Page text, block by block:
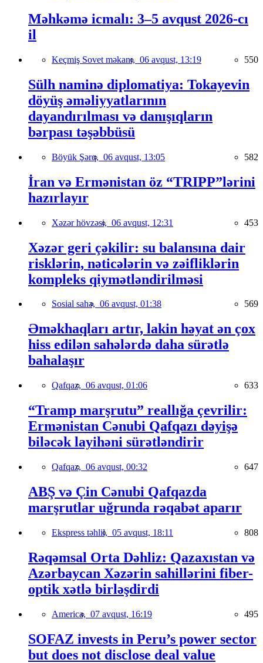
Məhkəmə icmalı: 3–5 avqust 2026-cı
il
Keçmiş Sovet məkanı, 06 avqust, 13:19 550
Sülh naminə diplomatiya: Tokayevin
döyüş əməliyyatlarının
dayandırılması və danışıqların
bərpası təşəbbüsü
Böyük Şərq, 06 avqust, 13:05 582
İran və Ermənistan öz “TRIPP”lərini
hazırlayır
Xəzər hövzəsi, 06 avqust, 12:31 453
Xəzər geri çəkilir: su balansına dair
risklərin, nəticələrin və zəifliklərin
kompleks qiymətləndirilməsi
Sosial sahə, 06 avqust, 01:38 569
Əməkhaqları artır, lakin həyat ən çox
hiss edilən sahələrdə daha sürətlə
bahalaşır
Qafqaz, 06 avqust, 01:06 633
“Tramp marşrutu” reallığa çevrilir:
Ermənistan Cənubi Qafqazı dəyişə
biləcək layihəni sürətləndirir
Qafqaz, 06 avqust, 00:32 647
ABŞ və Çin Cənubi Qafqazda
marşrutlar uğrunda rəqabət aparır
Ekspress təhlil, 05 avqust, 18:11 808
Rəqəmsal Orta Dəhliz: Qazaxıstan və
Azərbaycan Xəzərin sahillərini fiber-
optik xətlə birləşdirdi
America, 07 avqust, 16:19 495
SOFAZ invests in Peru’s power sector
but does not disclose deal value